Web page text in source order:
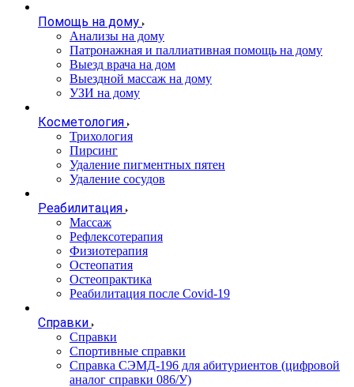
Помощь на дому
Анализы на дому
Патронажная и паллиативная помощь на дому
Выезд врача на дом
Выездной массаж на дому
УЗИ на дому
Косметология
Трихология
Пирсинг
Удаление пигментных пятен
Удаление сосудов
Реабилитация
Массаж
Рефлексотерапия
Физиотерапия
Остеопатия
Остеопрактика
Реабилитация после Covid-19
Справки
Справки
Спортивные справки
Справка СЭМД‑196 для абитуриентов (цифровой
аналог справки 086/У)